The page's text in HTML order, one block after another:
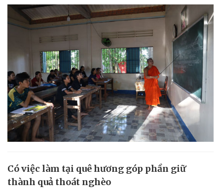
Có việc làm tại quê hương góp phần giữ
thành quả thoát nghèo